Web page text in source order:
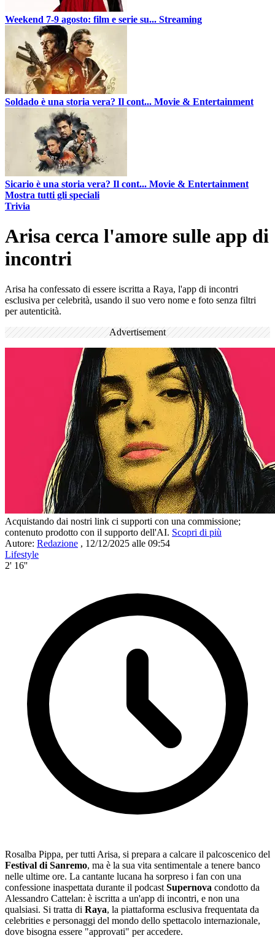
Weekend 7-9 agosto: film e serie su... Streaming
Soldado è una storia vera? Il cont... Movie & Entertainment
Sicario è una storia vera? Il cont... Movie & Entertainment
Mostra tutti gli speciali
Trivia
Arisa cerca l'amore sulle app di
incontri
Arisa ha confessato di essere iscritta a Raya, l'app di incontri
esclusiva per celebrità, usando il suo vero nome e foto senza filtri
per autenticità.
Advertisement
Acquistando dai nostri link ci supporti con una commissione;
contenuto prodotto con il supporto dell'AI. Scopri di più
Autore: Redazione , 12/12/2025 alle 09:54
Lifestyle
2' 16''
Rosalba Pippa, per tutti Arisa, si prepara a calcare il palcoscenico del
Festival di Sanremo, ma è la sua vita sentimentale a tenere banco
nelle ultime ore. La cantante lucana ha sorpreso i fan con una
confessione inaspettata durante il podcast Supernova condotto da
Alessandro Cattelan: è iscritta a un'app di incontri, e non una
qualsiasi. Si tratta di Raya, la piattaforma esclusiva frequentata da
celebrities e personaggi del mondo dello spettacolo internazionale,
dove bisogna essere "approvati" per accedere.